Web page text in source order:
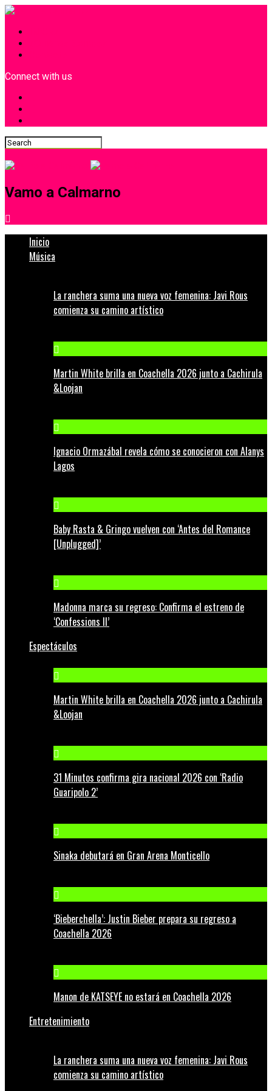
Connect with us
Vamo a Calmarno
Inicio
Música
La ranchera suma una nueva voz femenina: Javi Rous
comienza su camino artístico
Martin White brilla en Coachella 2026 junto a Cachirula
&Loojan
Ignacio Ormazábal revela cómo se conocieron con Alanys
Lagos
Baby Rasta & Gringo vuelven con ‘Antes del Romance
[Unplugged]’
Madonna marca su regreso: Confirma el estreno de
‘Confessions II’
Espectáculos
Martin White brilla en Coachella 2026 junto a Cachirula
&Loojan
31 Minutos confirma gira nacional 2026 con ‘Radio
Guaripolo 2’
Sinaka debutará en Gran Arena Monticello
‘Bieberchella’: Justin Bieber prepara su regreso a
Coachella 2026
Manon de KATSEYE no estará en Coachella 2026
Entretenimiento
La ranchera suma una nueva voz femenina: Javi Rous
comienza su camino artístico